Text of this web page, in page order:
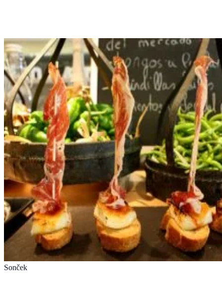
Sonček